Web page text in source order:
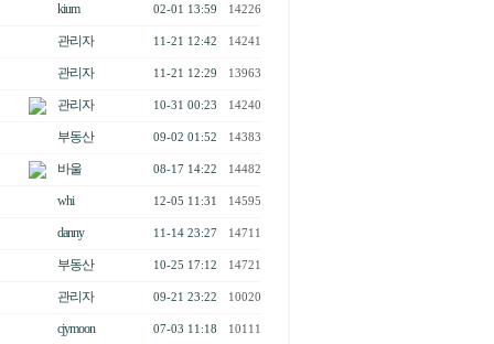
kium 02-01 13:59 14226
관리자 11-21 12:42 14241
관리자 11-21 12:29 13963
관리자 10-31 00:23 14240
부동산 09-02 01:52 14383
바울 08-17 14:22 14482
whi 12-05 11:31 14595
danny 11-14 23:27 14711
부동산 10-25 17:12 14721
관리자 09-21 23:22 10020
cjymoon 07-03 11:18 10111